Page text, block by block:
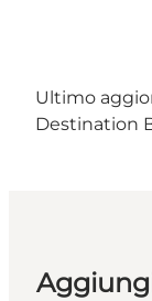
Ultimo
Destination